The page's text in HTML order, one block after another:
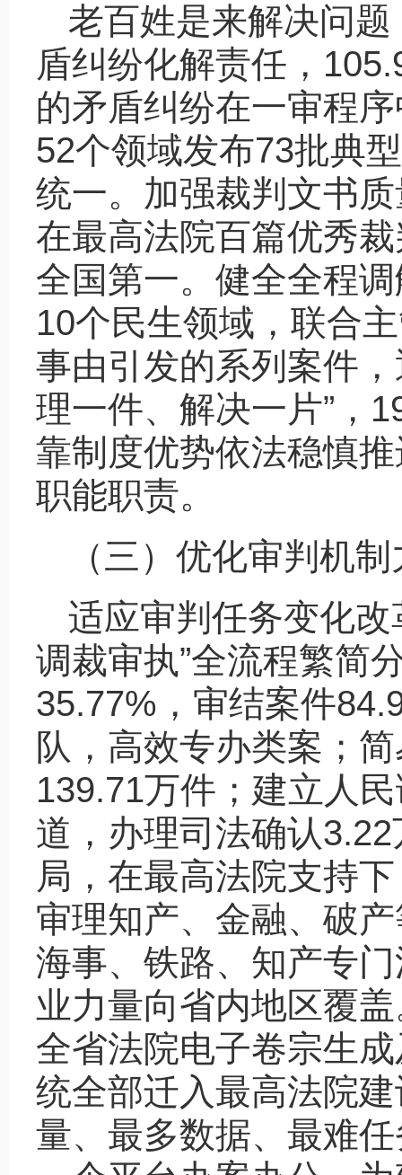
老百姓是来解决问
盾纠纷化解责任，
的矛盾纠纷在一审程
52个领域发布73批典
统一。加强裁判文书
在最高法院百篇优秀
全国第一。健全全程
10个民生领域，联合
事由引发的系列案件，
理一件、解决一片”，
靠制度优势依法稳慎
职能职责。
（三）优化审判机
适应审判任务变化
调裁审执”全流程繁简
35.77%，审结案件
队，高效专办类案；
139.71万件；建立人
道，办理司法确认
局，在最高法院支持
审理知产、金融、破
海事、铁路、知产专
业力量向省内地区覆
全省法院电子卷宗生
统全部迁入最高法院建
量、最多数据、最难